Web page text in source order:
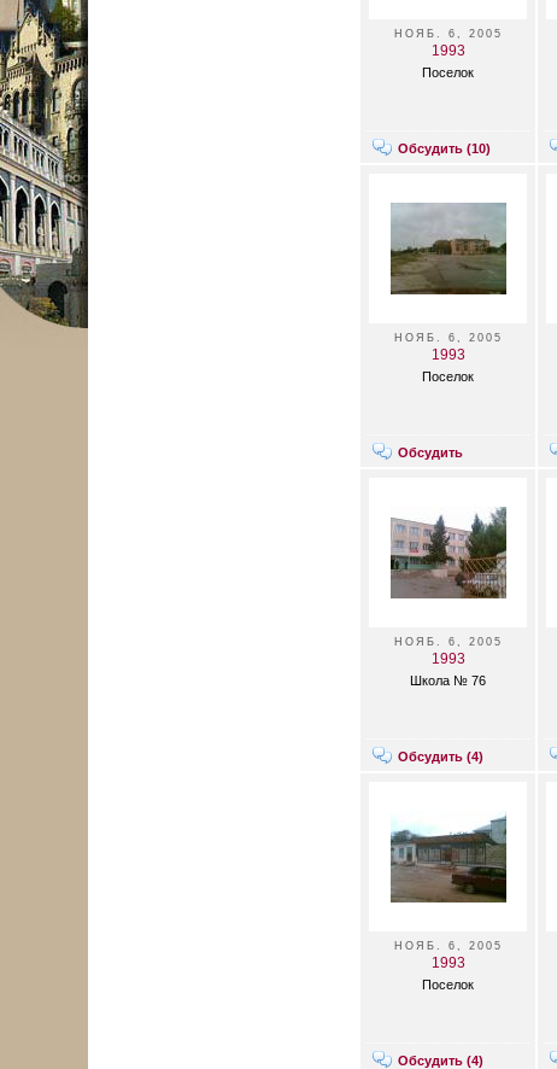
НОЯБ. 6, 2005
1993
Поселок
Обсудить (10)
НОЯБ. 6, 2005
1993
Поселок
Обсудить
НОЯБ. 6, 2005
1993
Школа № 76
Обсудить (4)
НОЯБ. 6, 2005
1993
Поселок
Обсудить (4)